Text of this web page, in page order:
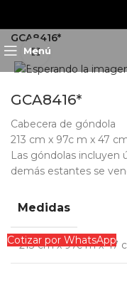
Menú
GCA8416*
Clic para ampliar
GCA8416*
Cabecera de góndola
213 cm x 97c m x 47
Las góndolas incluyen
demás estantes se
Medidas
213 cm x 97c m x 47
Cotizar por WhatsApp